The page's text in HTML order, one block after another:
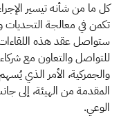
كل ما من شأنه تيسير
تكمن في معالجة التحديات
ستواصل عقد هذه اللقاءات
للتواصل والتعاون مع شركاء
والجمركية، الأمر الذي
المقدمة من الهيئة، إلى
الوعي.